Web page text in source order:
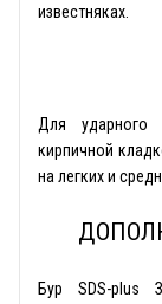
известняках.
Для ударного
кирпичной
на легких и
Бур SDS-plus